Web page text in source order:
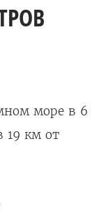
море в 6
19 км от